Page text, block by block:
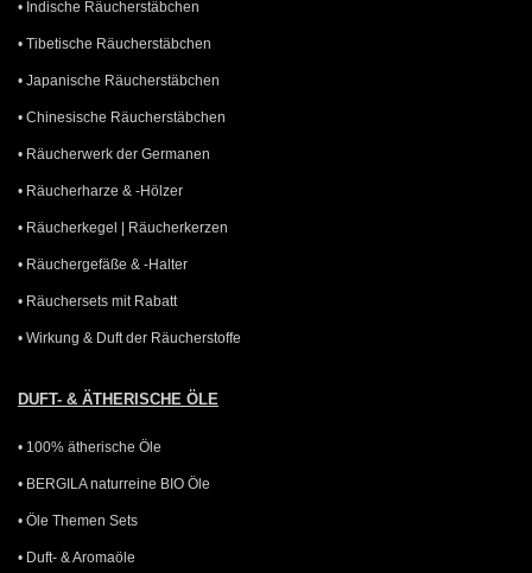
• Indische Räucherstäbchen
• Tibetische Räucherstäbchen
• Japanische Räucherstäbchen
• Chinesische Räucherstäbchen
• Räucherwerk der Germanen
• Räucherharze & -Hölzer
• Räucherkegel | Räucherkerzen
• Räuchergefäße & -Halter
• Räuchersets mit Rabatt
• Wirkung & Duft der Räucherstoffe
DUFT- & ÄTHERISCHE ÖLE
• 100% ätherische Öle
• BERGILA naturreine BIO Öle
• Öle Themen Sets
• Duft- & Aromaöle